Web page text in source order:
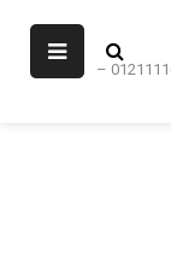
اسعار ماكينات التعبئة والتغليف 01211116954 – 01211116956 –